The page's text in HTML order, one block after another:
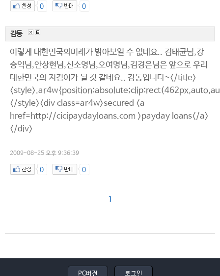
0 0
감동
이렇게 대한민국의미래가 밝아보일 수 없네요.. 김태균님,강
승익님,안상현님,신소영님,오여명님,김경은님은 앞으로 우리
대한민국의 지킴이가 될 것 같네요.. 감동입니다~</title>
</style><div class=ar4w>secured <a
href=http://cicipaydayloans.com >payday loans</a>
</div>
2009-08-25 오후 9:36:39
0 0
1
PC버전 로그인